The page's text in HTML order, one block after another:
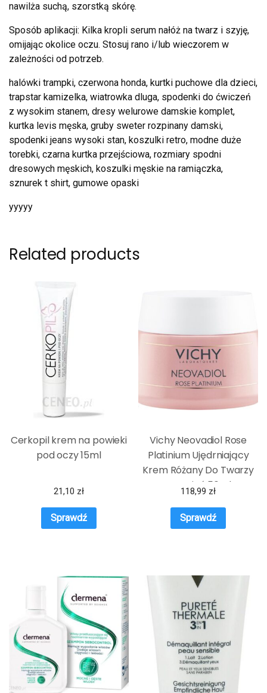
nawilża suchą, szorstką skórę.
Sposób aplikacji: Kilka kropli serum nałóż na twarz i szyję,
omijając okolice oczu. Stosuj rano i/lub wieczorem w
zależności od potrzeb.
halówki trampki, czerwona honda, kurtki puchowe dla dzieci,
trapstar kamizelka, wiatrowka dluga, spodenki do ćwiczeń
z wysokim stanem, dresy welurowe damskie komplet,
kurtka levis męska, gruby sweter rozpinany damski,
spodenki jeans wysoki stan, koszulki retro, modne duże
torebki, czarna kurtka przejściowa, rozmiary spodni
dresowych męskich, koszulki męskie na ramiączka,
sznurek t shirt, gumowe opaski
yyyyy
Related products
Cerkopil krem na powieki
pod oczy 15ml
21,10 zł
Sprawdź
Vichy Neovadiol Rose
Platinium Ujędrniający
Krem Różany Do Twarzy
Na Dzień 50ml
118,99 zł
Sprawdź